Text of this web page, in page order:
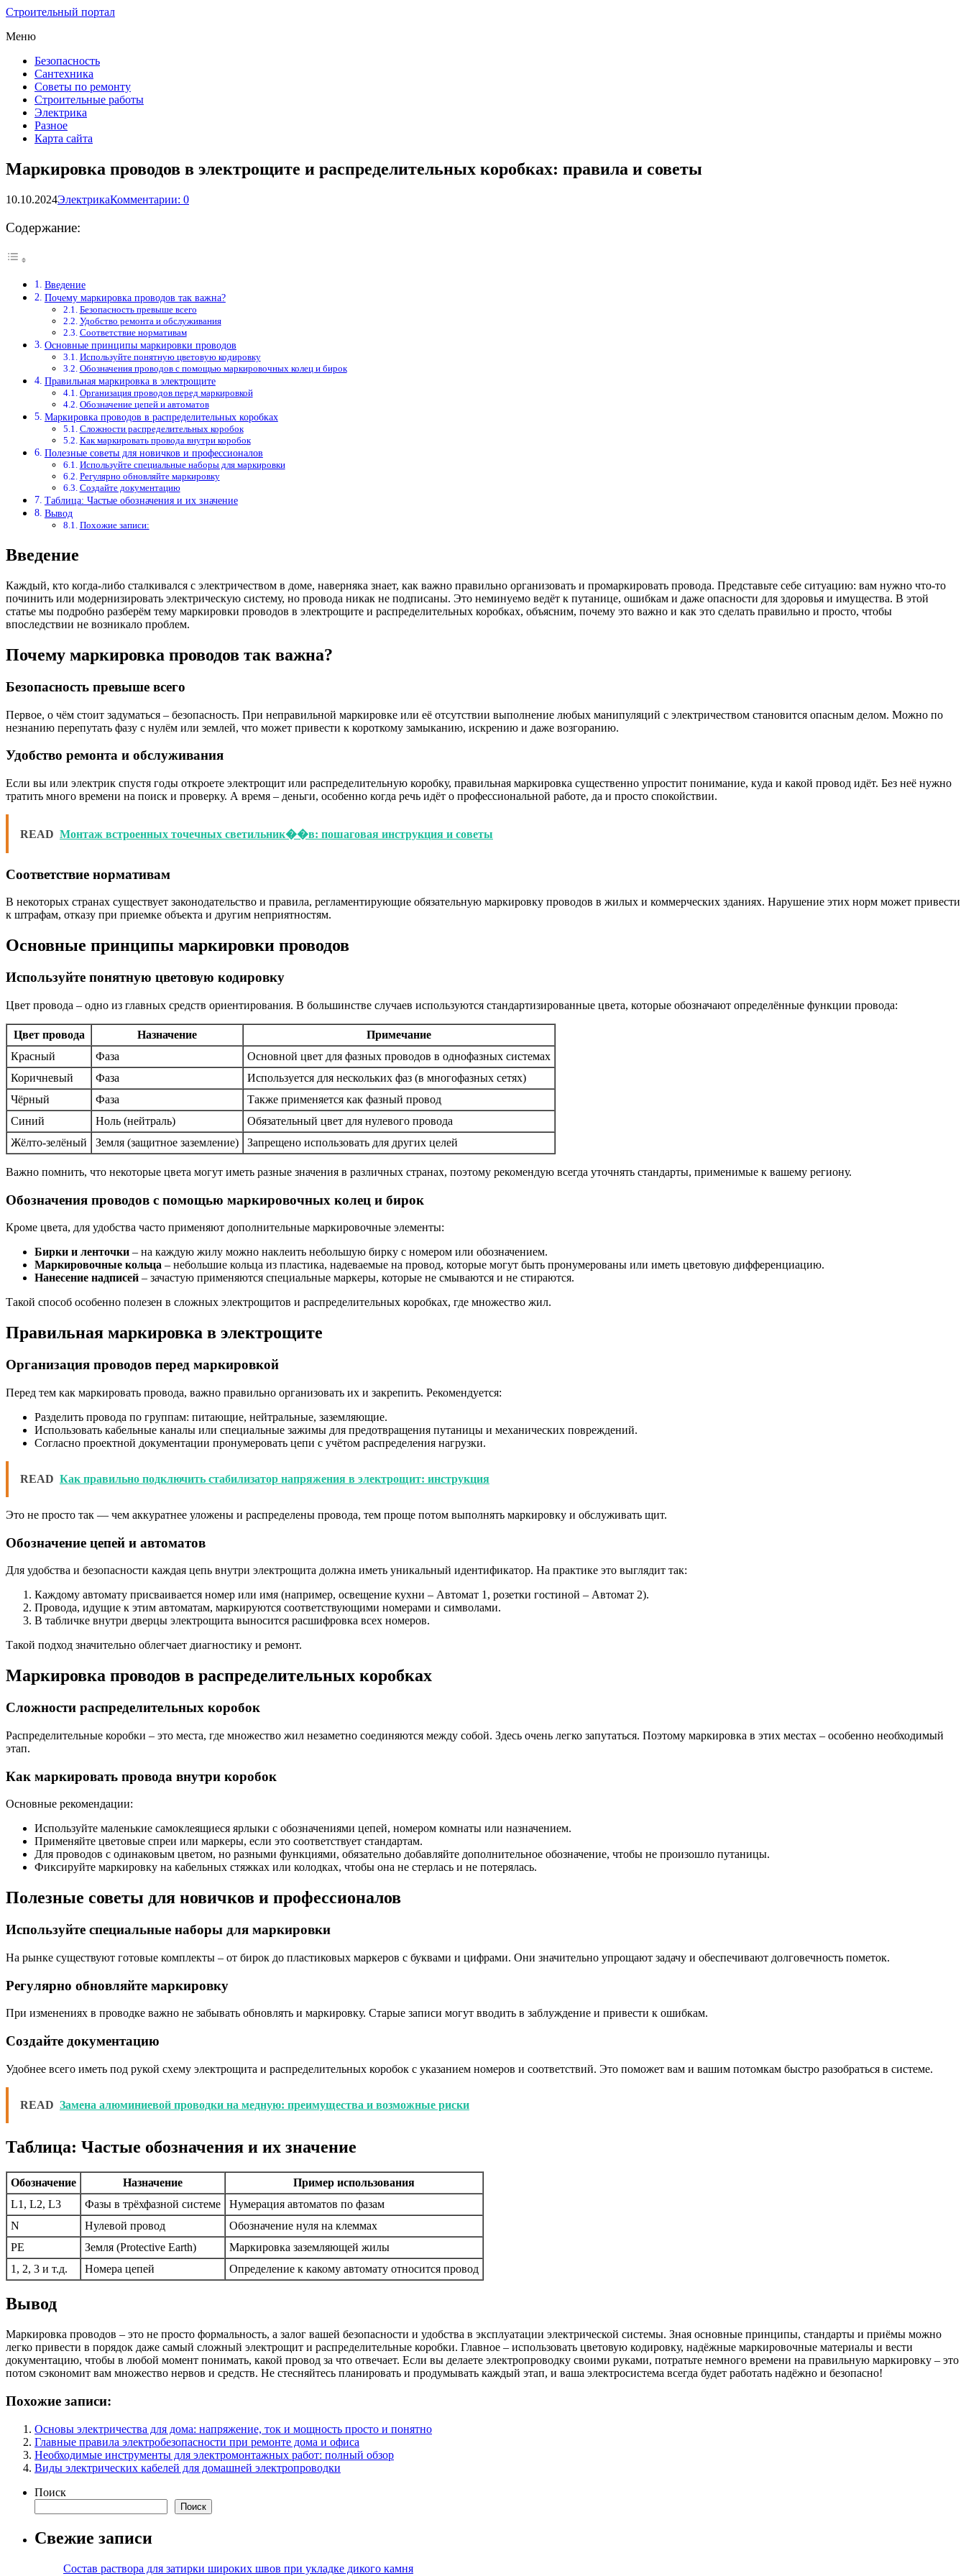
Строительный портал
Меню
Безопасность
Сантехника
Советы по ремонту
Строительные работы
Электрика
Разное
Карта сайта
Маркировка проводов в электрощите и распределительных коробках: правила и советы
10.10.2024ЭлектрикаКомментарии: 0
Содержание:
Введение
Почему маркировка проводов так важна?
Безопасность превыше всего
Удобство ремонта и обслуживания
Соответствие нормативам
Основные принципы маркировки проводов
Используйте понятную цветовую кодировку
Обозначения проводов с помощью маркировочных колец и бирок
Правильная маркировка в электрощите
Организация проводов перед маркировкой
Обозначение цепей и автоматов
Маркировка проводов в распределительных коробках
Сложности распределительных коробок
Как маркировать провода внутри коробок
Полезные советы для новичков и профессионалов
Используйте специальные наборы для маркировки
Регулярно обновляйте маркировку
Создайте документацию
Таблица: Частые обозначения и их значение
Вывод
Похожие записи:
Введение
Каждый, кто когда-либо сталкивался с электричеством в доме, наверняка знает, как важно правильно организовать и промаркировать провода. Представьте себе ситуацию: вам нужно что-то
починить или модернизировать электрическую систему, но провода никак не подписаны. Это неминуемо ведёт к путанице, ошибкам и даже опасности для здоровья и имущества. В этой
статье мы подробно разберём тему маркировки проводов в электрощите и распределительных коробках, объясним, почему это важно и как это сделать правильно и просто, чтобы
впоследствии не возникало проблем.
Почему маркировка проводов так важна?
Безопасность превыше всего
Первое, о чём стоит задуматься – безопасность. При неправильной маркировке или её отсутствии выполнение любых манипуляций с электричеством становится опасным делом. Можно по
незнанию перепутать фазу с нулём или землей, что может привести к короткому замыканию, искрению и даже возгоранию.
Удобство ремонта и обслуживания
Если вы или электрик спустя годы откроете электрощит или распределительную коробку, правильная маркировка существенно упростит понимание, куда и какой провод идёт. Без неё нужно
тратить много времени на поиск и проверку. А время – деньги, особенно когда речь идёт о профессиональной работе, да и просто спокойствии.
READ Монтаж встроенных точечных светильник��в: пошаговая инструкция и советы
Соответствие нормативам
В некоторых странах существует законодательство и правила, регламентирующие обязательную маркировку проводов в жилых и коммерческих зданиях. Нарушение этих норм может привести
к штрафам, отказу при приемке объекта и другим неприятностям.
Основные принципы маркировки проводов
Используйте понятную цветовую кодировку
Цвет провода – одно из главных средств ориентирования. В большинстве случаев используются стандартизированные цвета, которые обозначают определённые функции провода:
Цвет провода Назначение
Примечание
Красный
Фаза
Основной цвет для фазных проводов в однофазных системах
Коричневый
Фаза
Используется для нескольких фаз (в многофазных сетях)
Чёрный
Фаза
Также применяется как фазный провод
Синий
Ноль (нейтраль)
Обязательный цвет для нулевого провода
Жёлто-зелёный
Земля (защитное заземление) Запрещено использовать для других целей
Важно помнить, что некоторые цвета могут иметь разные значения в различных странах, поэтому рекомендую всегда уточнять стандарты, применимые к вашему региону.
Обозначения проводов с помощью маркировочных колец и бирок
Кроме цвета, для удобства часто применяют дополнительные маркировочные элементы:
Бирки и ленточки – на каждую жилу можно наклеить небольшую бирку с номером или обозначением.
Маркировочные кольца – небольшие кольца из пластика, надеваемые на провод, которые могут быть пронумерованы или иметь цветовую дифференциацию.
Нанесение надписей – зачастую применяются специальные маркеры, которые не смываются и не стираются.
Такой способ особенно полезен в сложных электрощитов и распределительных коробках, где множество жил.
Правильная маркировка в электрощите
Организация проводов перед маркировкой
Перед тем как маркировать провода, важно правильно организовать их и закрепить. Рекомендуется:
Разделить провода по группам: питающие, нейтральные, заземляющие.
Использовать кабельные каналы или специальные зажимы для предотвращения путаницы и механических повреждений.
Согласно проектной документации пронумеровать цепи с учётом распределения нагрузки.
READ Как правильно подключить стабилизатор напряжения в электрощит: инструкция
Это не просто так — чем аккуратнее уложены и распределены провода, тем проще потом выполнять маркировку и обслуживать щит.
Обозначение цепей и автоматов
Для удобства и безопасности каждая цепь внутри электрощита должна иметь уникальный идентификатор. На практике это выглядит так:
Каждому автомату присваивается номер или имя (например, освещение кухни – Автомат 1, розетки гостиной – Автомат 2).
Провода, идущие к этим автоматам, маркируются соответствующими номерами и символами.
В табличке внутри дверцы электрощита выносится расшифровка всех номеров.
Такой подход значительно облегчает диагностику и ремонт.
Маркировка проводов в распределительных коробках
Сложности распределительных коробок
Распределительные коробки – это места, где множество жил незаметно соединяются между собой. Здесь очень легко запутаться. Поэтому маркировка в этих местах – особенно необходимый
этап.
Как маркировать провода внутри коробок
Основные рекомендации:
Используйте маленькие самоклеящиеся ярлыки с обозначениями цепей, номером комнаты или назначением.
Применяйте цветовые спреи или маркеры, если это соответствует стандартам.
Для проводов с одинаковым цветом, но разными функциями, обязательно добавляйте дополнительное обозначение, чтобы не произошло путаницы.
Фиксируйте маркировку на кабельных стяжках или колодках, чтобы она не стерлась и не потерялась.
Полезные советы для новичков и профессионалов
Используйте специальные наборы для маркировки
На рынке существуют готовые комплекты – от бирок до пластиковых маркеров с буквами и цифрами. Они значительно упрощают задачу и обеспечивают долговечность пометок.
Регулярно обновляйте маркировку
При изменениях в проводке важно не забывать обновлять и маркировку. Старые записи могут вводить в заблуждение и привести к ошибкам.
Создайте документацию
Удобнее всего иметь под рукой схему электрощита и распределительных коробок с указанием номеров и соответствий. Это поможет вам и вашим потомкам быстро разобраться в системе.
READ Замена алюминиевой проводки на медную: преимущества и возможные риски
Таблица: Частые обозначения и их значение
Обозначение Назначение
Пример использования
L1, L2, L3
Фазы в трёхфазной системе
Нумерация автоматов по фазам
N
Нулевой провод
Обозначение нуля на клеммах
PE
Земля (Protective Earth)
Маркировка заземляющей жилы
1, 2, 3 и т.д.
Номера цепей Определение к какому автомату относится провод
Вывод
Маркировка проводов – это не просто формальность, а залог вашей безопасности и удобства в эксплуатации электрической системы. Зная основные принципы, стандарты и приёмы можно
легко привести в порядок даже самый сложный электрощит и распределительные коробки. Главное – использовать цветовую кодировку, надёжные маркировочные материалы и вести
документацию, чтобы в любой момент понимать, какой провод за что отвечает. Если вы делаете электропроводку своими руками, потратьте немного времени на правильную маркировку – это
потом сэкономит вам множество нервов и средств. Не стесняйтесь планировать и продумывать каждый этап, и ваша электросистема всегда будет работать надёжно и безопасно!
Похожие записи:
Основы электричества для дома: напряжение, ток и мощность просто и понятно
Главные правила электробезопасности при ремонте дома и офиса
Необходимые инструменты для электромонтажных работ: полный обзор
Виды электрических кабелей для домашней электропроводки
Поиск
Поиск
Свежие записи
Состав раствора для затирки широких швов при укладке дикого камня